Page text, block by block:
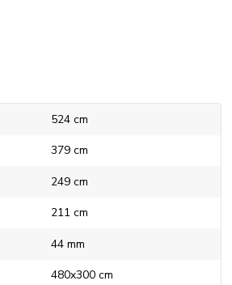
524 cm
379 cm
249 cm
211 cm
44 mm
480x300 cm